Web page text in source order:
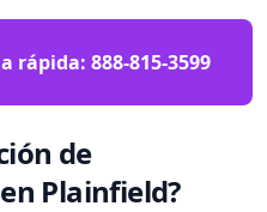
rápida: 888-815-3599
de
Plainfield?